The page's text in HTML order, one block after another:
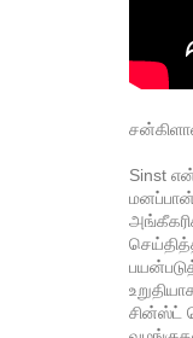
Sinst
சின்ஸ்ட்